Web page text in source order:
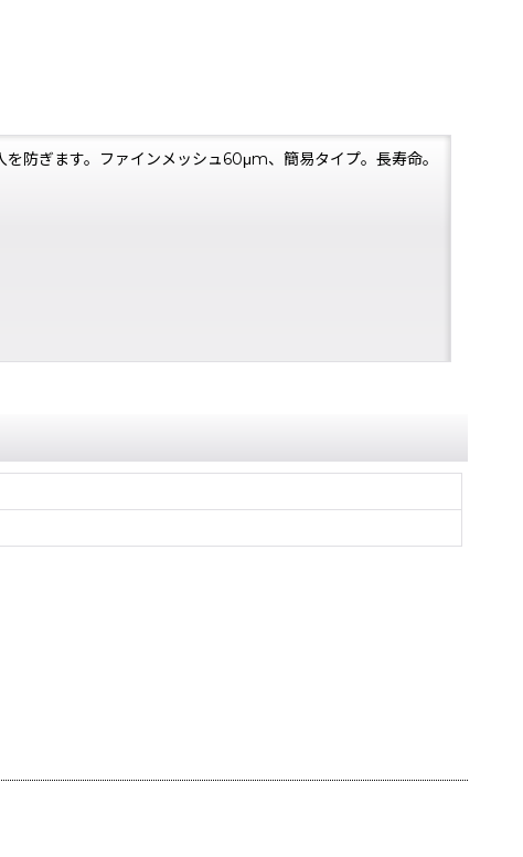
防ぎます。ファインメッシュ60μm、簡易タイプ。長寿命。